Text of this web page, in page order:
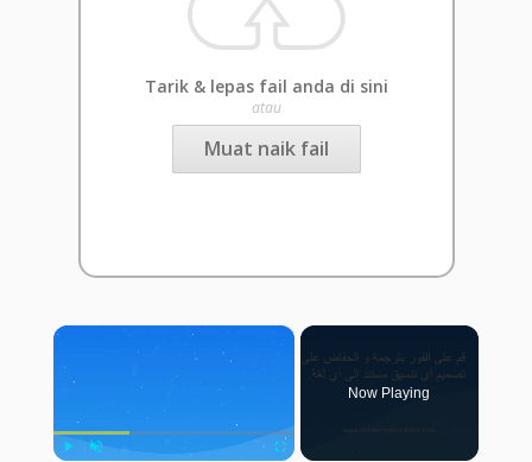
Tarik & lepas fail anda di sini
atau
Muat naik fail
×
Now Playing